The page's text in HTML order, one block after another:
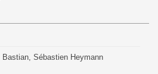
Sébastien Heymann